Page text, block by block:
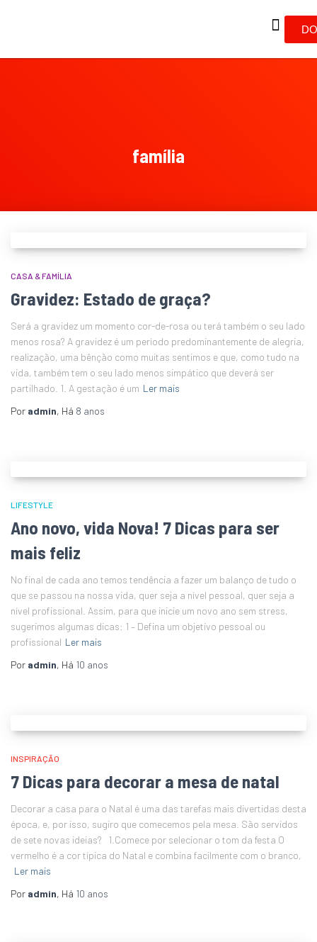
família
CASA & FAMÍLIA
Gravidez: Estado de graça?
Será a gravidez um momento cor-de-rosa ou terá também o seu lado
menos rosa? A gravidez é um período predominantemente de alegria,
realização, uma bênção como muitas sentimos e que, como tudo na
vida, também tem o seu lado menos simpático que deverá ser
partilhado. 1. A gestação é um Ler mais
Por admin, Há 8 anos
LIFESTYLE
Ano novo, vida Nova! 7 Dicas para ser
mais feliz
No final de cada ano temos tendência a fazer um balanço de tudo o
que se passou na nossa vida, quer seja a nível pessoal, quer seja a
nível profissional. Assim, para que inicie um novo ano sem stress,
sugerimos algumas dicas: 1 – Defina um objetivo pessoal ou
profissional Ler mais
Por admin, Há 10 anos
INSPIRAÇÃO
7 Dicas para decorar a mesa de natal
Decorar a casa para o Natal é uma das tarefas mais divertidas desta
época, e, por isso, sugiro que comecemos pela mesa. São servidos
de sete novas ideias? 1.Comece por selecionar o tom da festa O
vermelho é a cor típica do Natal e combina facilmente com o branco,
Ler mais
Por admin, Há 10 anos